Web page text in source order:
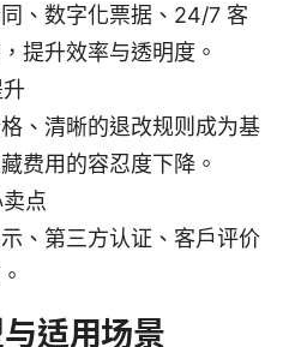
、数字化票据、24/7 客
提升效率与透明度。
、清晰的退改规则成为基
费用的容忍度下降。
点
、第三方认证、客户评价
适用场景